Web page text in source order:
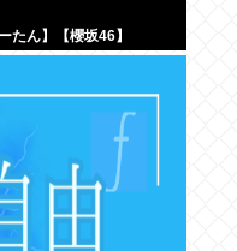
たん】【櫻坂46】